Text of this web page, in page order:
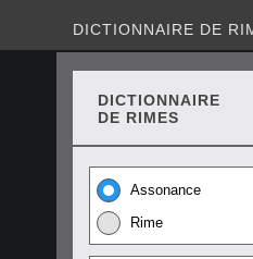
DICTIONNAIRE DE
DICTIONNAIRE
DE RIMES
Assonance
Rime